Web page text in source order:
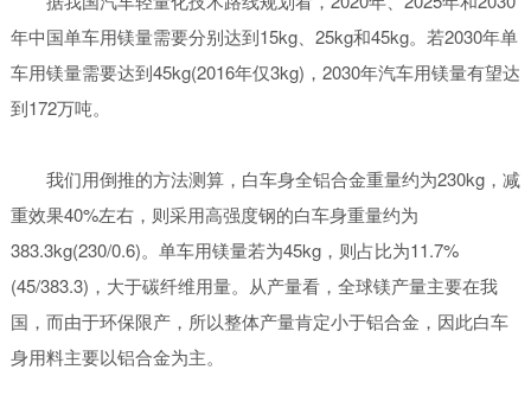
年中国单车用镁量需要分别达到15kg、25kg和45kg。若2030年单
车用镁量需要达到45kg(2016年仅3kg)，2030年汽车用镁量有望达
到172万吨。
我们用倒推的方法测算，白车身全铝合金重量约为230kg，减
重效果40%左右，则采用高强度钢的白车身重量约为
383.3kg(230/0.6)。单车用镁量若为45kg，则占比为11.7%
(45/383.3)，大于碳纤维用量。从产量看，全球镁产量主要在我
国，而由于环保限产，所以整体产量肯定小于铝合金，因此白车
身用料主要以铝合金为主。